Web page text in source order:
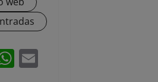
WhatsApp